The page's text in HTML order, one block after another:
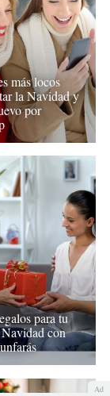
más locos
la Navidad y
por
para tu
con
Ad